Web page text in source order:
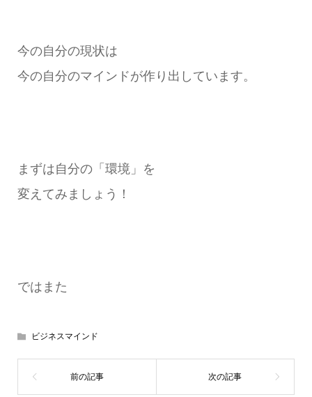
今の自分の現状は
今の自分のマインドが作り出しています。
まずは自分の「環境」を
変えてみましょう！
ではまた
ビジネスマインド